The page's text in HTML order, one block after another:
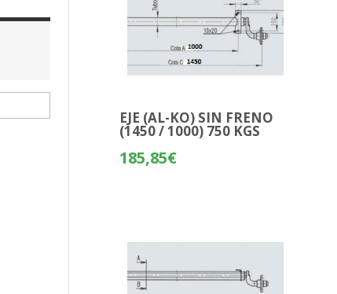
EJE (AL-KO) SIN FRENO
(1450 / 1000) 750 KGS
185,85€